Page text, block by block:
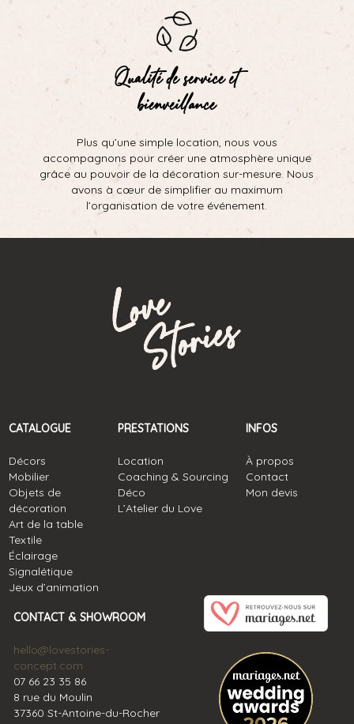
Qualité de service et
bienveillance
Plus qu’une simple location, nous vous
accompagnons pour créer une atmosphère unique
grâce au pouvoir de la décoration sur-mesure. Nous
avons à cœur de simplifier au maximum
l’organisation de votre événement.
CATALOGUE
Décors
Mobilier
Objets de
décoration
Art de la table
Textile
Éclairage
Signalétique
Jeux d’animation
PRESTATIONS
Location
Coaching & Sourcing
Déco
L’Atelier du Love
INFOS
À propos
Contact
Mon devis
CONTACT & SHOWROOM
hello@lovestories-
concept.com
07 66 23 35 86
8 rue du Moulin
37360 St-Antoine-du-Rocher